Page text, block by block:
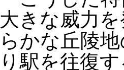
大きな威力
らかな丘陵
り駅を往復